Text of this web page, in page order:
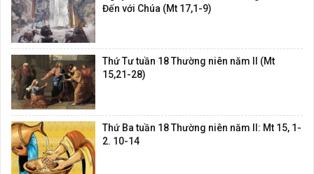
Đến với Chúa (Mt 17,1-9)
Thứ Tư tuần 18 Thường niên năm II (Mt
15,21-28)
Thứ Ba tuần 18 Thường niên năm II: Mt 15, 1-
2. 10-14